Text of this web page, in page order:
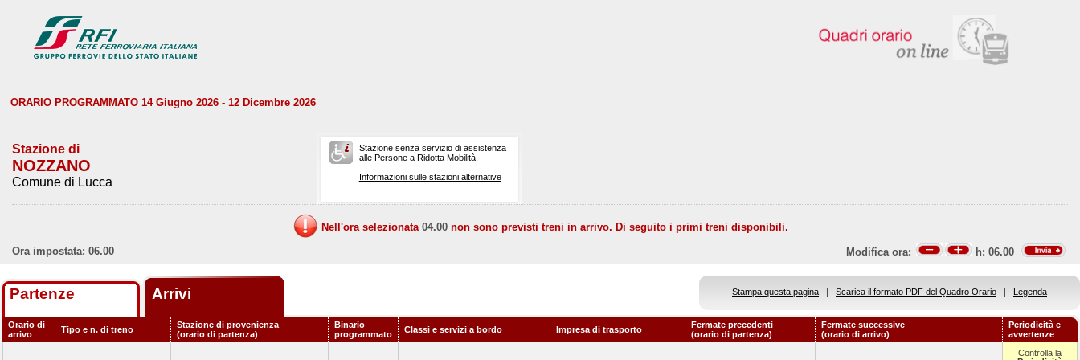
ORARIO PROGRAMMATO 14 Giugno 2026 - 12 Dicembre 2026
Stazione di
NOZZANO
Comune di Lucca
Stazione senza servizio di assistenza
alle Persone a Ridotta Mobilità.
Informazioni sulle stazioni alternative
Nell'ora selezionata 04.00 non sono previsti treni in arrivo. Di seguito i primi treni disponibili.
Ora impostata: 06.00
Modifica ora: h: 06.00
Partenze Arrivi Stampa questa pagina | Scarica il formato PDF del Quadro Orario | Legenda
Orario di
arrivo
Tipo e n. di treno
Stazione di provenienza
(orario di partenza)
Binario
programmato
Classi e servizi a bordo Impresa di trasporto
Fermate precedenti
(orario di partenza)
Fermate successive
(orario di arrivo)
Periodicità e
avvertenze
Controlla la